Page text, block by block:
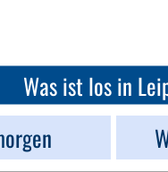
Was ist los in